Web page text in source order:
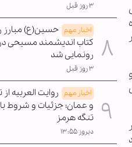
۳ روز قبل
اخبار مهم حسین(ع) مبارز
کتاب اندیشمند مسیحی در
رونمایی شد
۳ روز قبل
اخبار مهم روایت العربیه از
و عمان؛ جزئیات و شروط
تنگه هرمز
دیروز ۱۳:۵۵